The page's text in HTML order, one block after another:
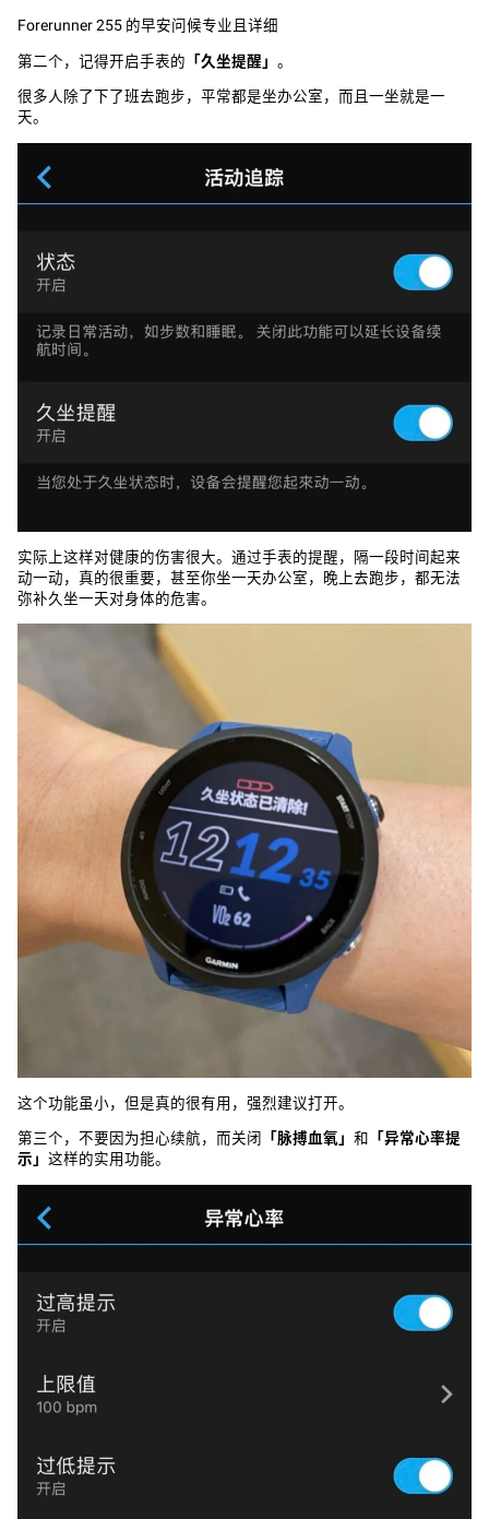
Forerunner 255 的早安问候专业且详细
第二个，记得开启手表的 「久坐提醒」 。
很多人除了下了班去跑步，平常都是坐办公室，而且一坐就是一
天。
实际上这样对健康的伤害很大。通过手表的提醒，隔一段时间起来
动一动，真的很重要，甚至你坐一天办公室，晚上去跑步，都无法
弥补久坐一天对身体的危害。
这个功能虽小，但是真的很有用，强烈建议打开。
第三个，不要因为担心续航，而关闭 「脉搏血氧」 和 「异常心率提
示」 这样的实用功能。